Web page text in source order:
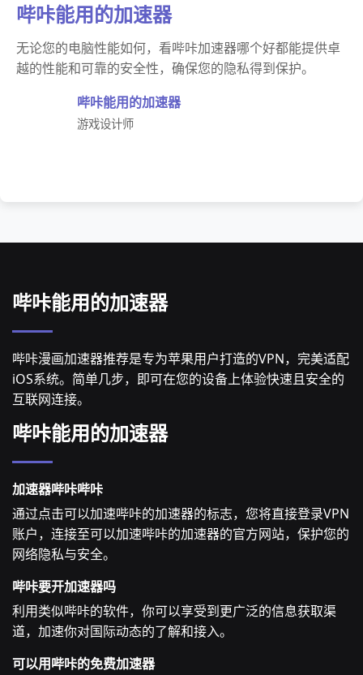
哔咔能用的加速器
无论您的电脑性能如何，看哔咔加速器哪个好都能提供卓
越的性能和可靠的安全性，确保您的隐私得到保护。
哔咔能用的加速器
游戏设计师
哔咔能用的加速器
哔咔漫画加速器推荐是专为苹果用户打造的VPN，完美适配
iOS系统。简单几步，即可在您的设备上体验快速且安全的
互联网连接。
哔咔能用的加速器
加速器哔咔哔咔
通过点击可以加速哔咔的加速器的标志，您将直接登录VPN
账户，连接至可以加速哔咔的加速器的官方网站，保护您的
网络隐私与安全。
哔咔要开加速器吗
利用类似哔咔的软件，你可以享受到更广泛的信息获取渠
道，加速你对国际动态的了解和接入。
可以用哔咔的免费加速器